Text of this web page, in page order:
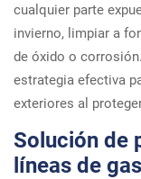
cualquier parte
invierno, limpiar a
de óxido o
estrategia efectiva
exteriores al
Solución de
líneas de gas